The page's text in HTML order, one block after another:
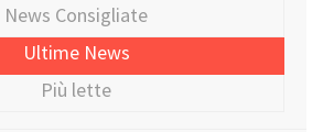
News Consigliate
Ultime News
Più lette